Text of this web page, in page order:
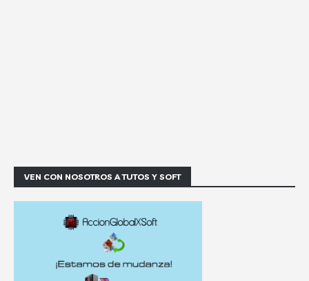
VEN CON NOSOTROS A TUTOS Y SOFT